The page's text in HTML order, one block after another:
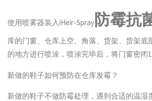
使用喷雾器装入iHeir-Spray 防霉抗
库的门窗、仓库上空、角落、货架、货架底
的地方进行喷涂，喷涂完毕后，将门窗密闭
新做的鞋子如何预防在仓库发霉？
新做的鞋子不做防霉处理，遇到合适的温湿